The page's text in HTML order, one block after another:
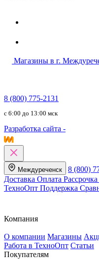
Магазины в г.
8 (800) 775-2131
c 6:00 до 13:00 мск
Разработка сайта -
Междуреченск 8 (800)
Доставка Оплата
ТехноОпт Поддержка
Компания
О компании Магазины
Работа в ТехноОпт Статьи
Покупателям